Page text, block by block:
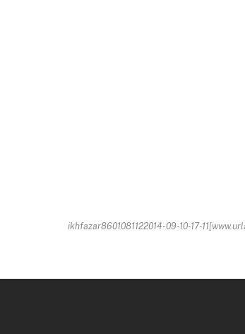
ikhfazar8601081122014-09-10-17-